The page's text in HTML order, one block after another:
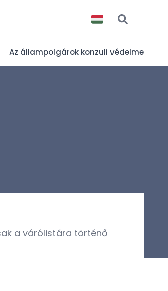
Az állampolgárok konzuli védelme
a várólistára történő